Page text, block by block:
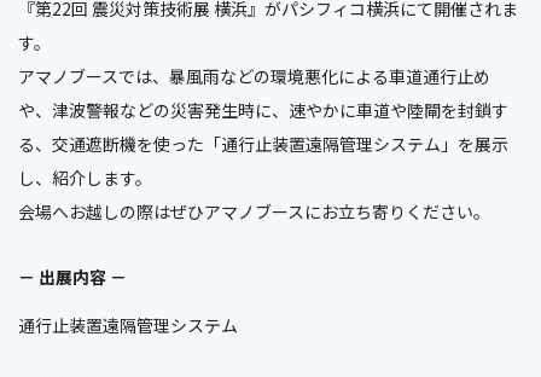
『第22回 震災対策技術展 横浜』がパシフィコ横浜にて開催されま
す。
アマノブースでは、暴風雨などの環境悪化による車道通行止め
や、津波警報などの災害発生時に、速やかに車道や陸閘を封鎖す
る、交通遮断機を使った「通行止装置遠隔管理システム」を展示
し、紹介します。
会場へお越しの際はぜひアマノブースにお立ち寄りください。
－ 出展内容 －
通行止装置遠隔管理システム